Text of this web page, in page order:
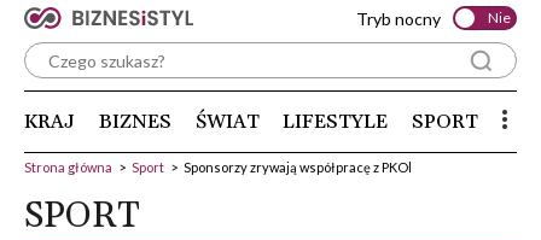
Tryb nocny Nie
KRAJ BIZNES ŚWIAT LIFESTYLE SPORT
Strona główna > Sport > Sponsorzy zrywają współpracę z PKOl
SPORT